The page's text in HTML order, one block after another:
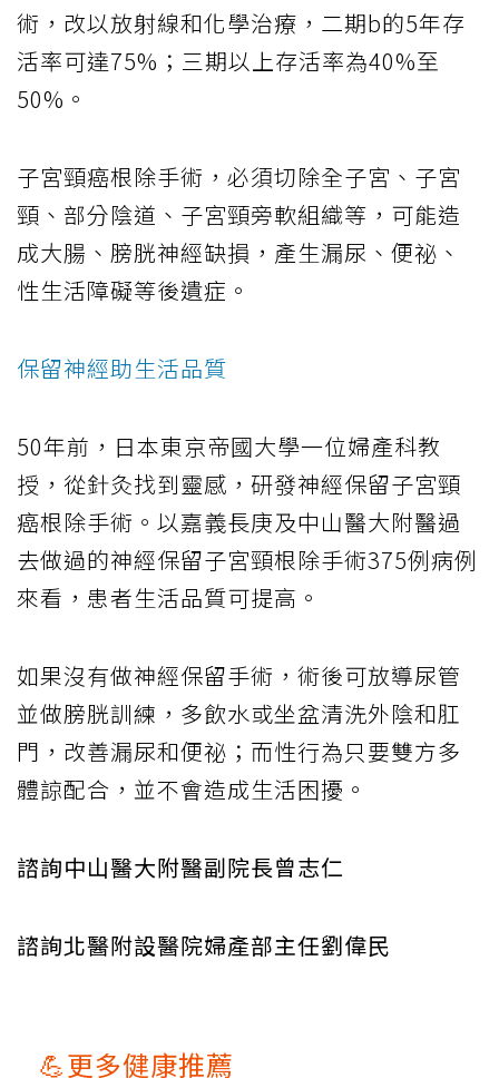
術，改以放射線和化學治療，二期b的5年存
活率可達75%；三期以上存活率為40%至
50%。
子宮頸癌根除手術，必須切除全子宮、子宮
頸、部分陰道、子宮頸旁軟組織等，可能造
成大腸、膀胱神經缺損，產生漏尿、便祕、
性生活障礙等後遺症。
保留神經助生活品質
50年前，日本東京帝國大學一位婦產科教
授，從針灸找到靈感，研發神經保留子宮頸
癌根除手術。以嘉義長庚及中山醫大附醫過
去做過的神經保留子宮頸根除手術375例病例
來看，患者生活品質可提高。
如果沒有做神經保留手術，術後可放導尿管
並做膀胱訓練，多飲水或坐盆清洗外陰和肛
門，改善漏尿和便祕；而性行為只要雙方多
體諒配合，並不會造成生活困擾。
諮詢中山醫大附醫副院長曾志仁
諮詢北醫附設醫院婦產部主任劉偉民
💪更多健康推薦